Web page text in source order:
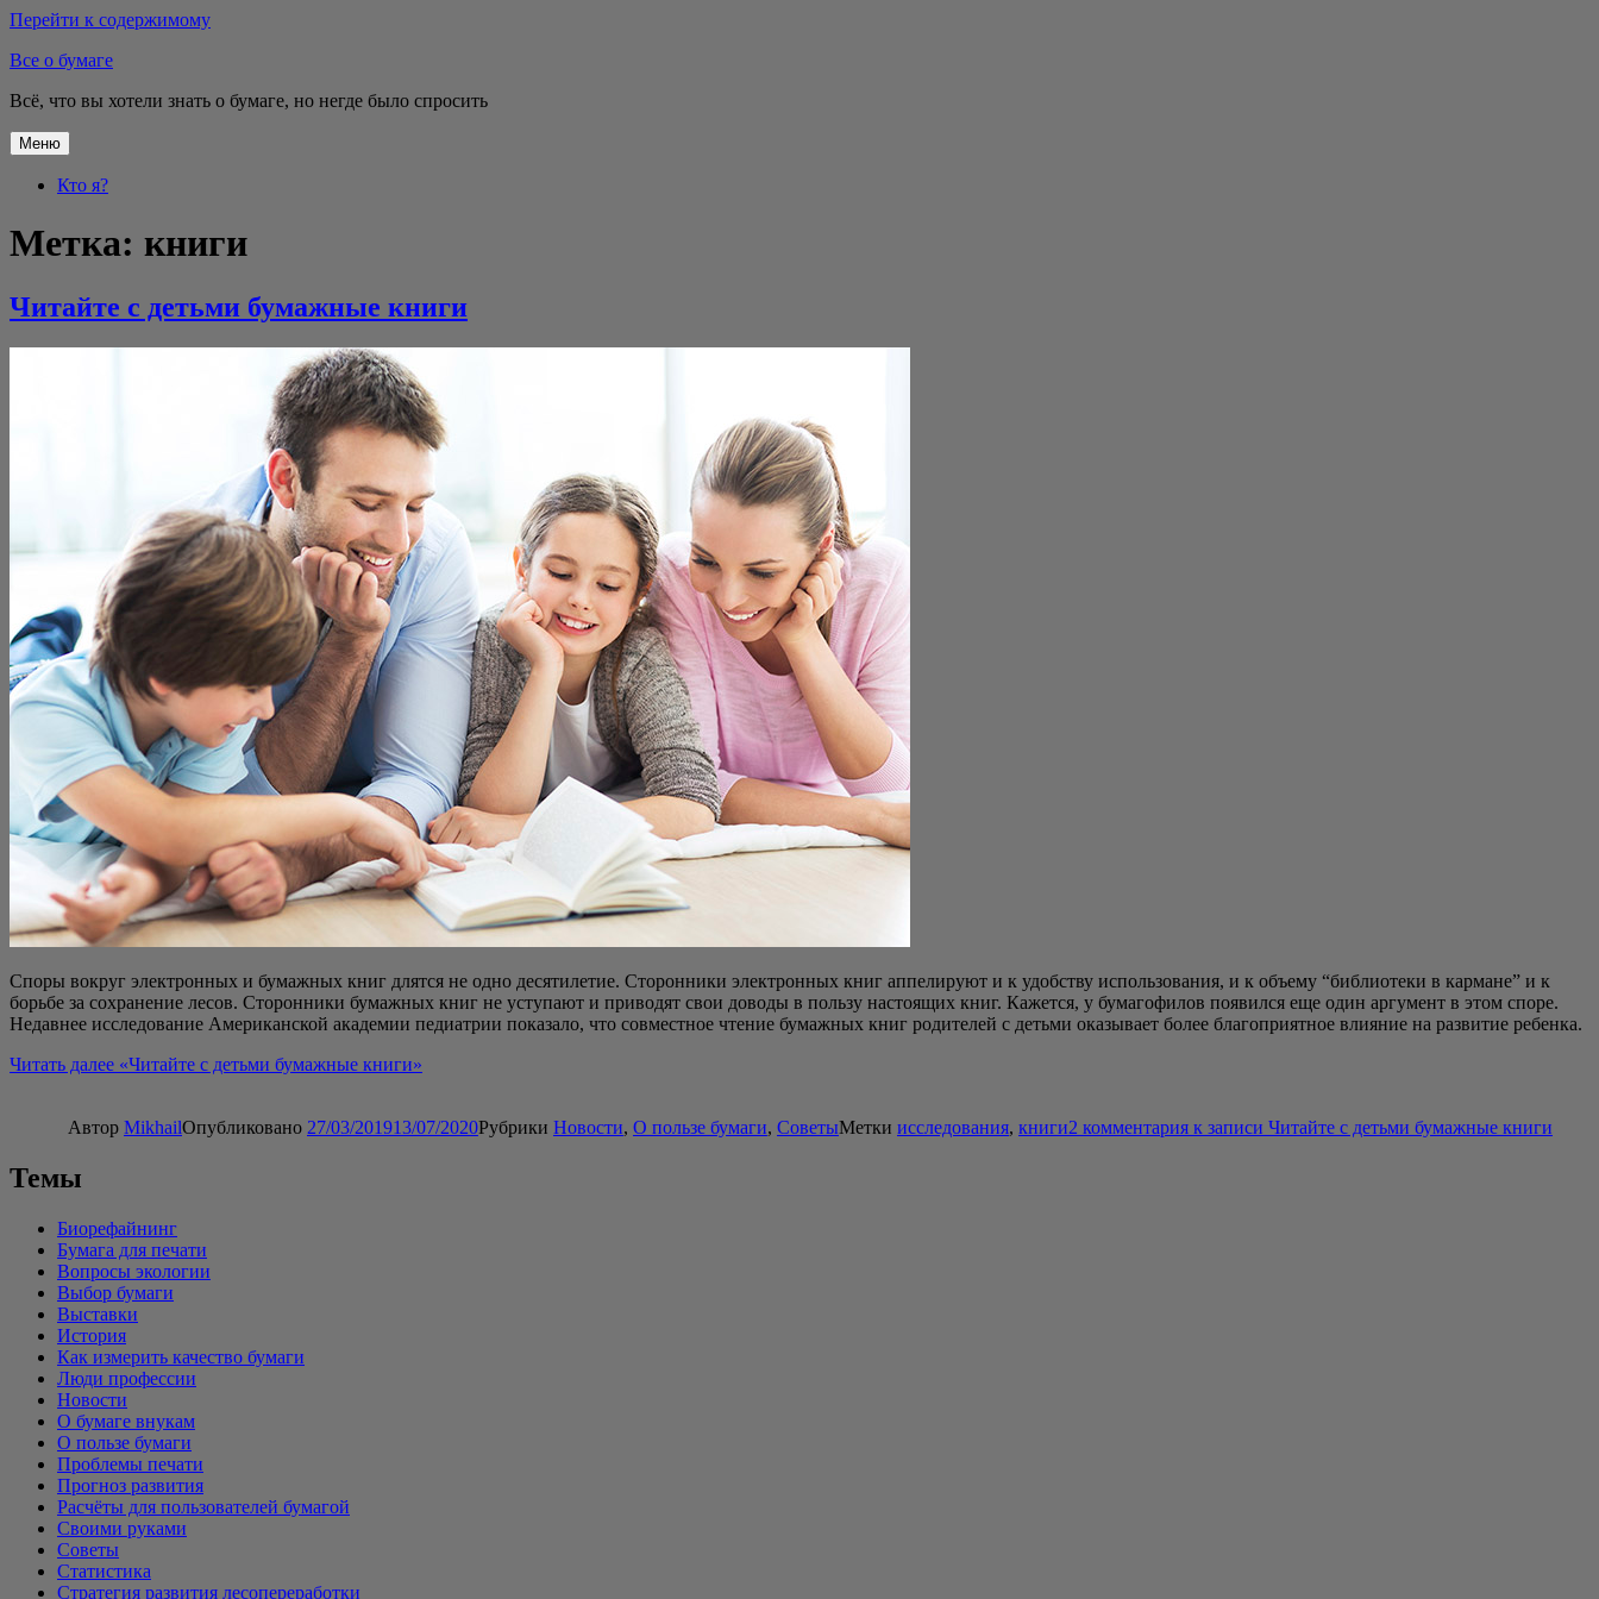
Перейти к содержимому
Все о бумаге
Всё, что вы хотели знать о бумаге, но негде было спросить
Меню
Кто я?
Метка: книги
Читайте с детьми бумажные книги
Спо­ры вокруг элек­трон­ных и бумаж­ных книг длят­ся не одно деся­ти­ле­тие. Сто­рон­ни­ки элек­трон­ных книг аппе­ли­ру­ют и к удоб­ству исполь­зо­ва­ния, и к объ­е­му “биб­лио­те­ки в кар­мане” и к
борь­бе за сохра­не­ние лесов. Сто­рон­ни­ки бумаж­ных книг не усту­па­ют и при­во­дят свои дово­ды в поль­зу насто­я­щих книг. Кажет­ся, у бума­го­фи­лов появил­ся еще один аргу­мент в этом спо­ре.
Недав­нее иссле­до­ва­ние Аме­ри­кан­ской ака­де­мии педи­ат­рии пока­за­ло, что сов­мест­ное чте­ние бумаж­ных книг роди­те­лей с детьми ока­зы­ва­ет более бла­го­при­ят­ное вли­я­ние на раз­ви­тие ребенка.
Читать далее «Читай­те с детьми бумаж­ные книги»
Автор MikhailОпубликовано 27/03/201913/07/2020Рубрики Новости, О пользе бумаги, СоветыМетки исследования, книги2 комментария к записи Читайте с детьми бумажные книги
Темы
Биорефайнинг
Бумага для печати
Вопросы экологии
Выбор бумаги
Выставки
История
Как измерить качество бумаги
Люди профессии
Новости
О бумаге внукам
О пользе бумаги
Проблемы печати
Прогноз развития
Расчёты для пользователей бумагой
Своими руками
Советы
Статистика
Стратегия развития лесопереработки